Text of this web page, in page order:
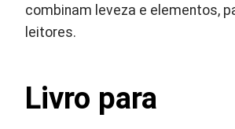
combinam leveza e elementos,
leitores.
Livro para